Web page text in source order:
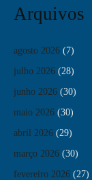
Arquivos
agosto 2026 (7)
julho 2026 (28)
junho 2026 (30)
maio 2026 (30)
abril 2026 (29)
março 2026 (30)
fevereiro 2026 (27)